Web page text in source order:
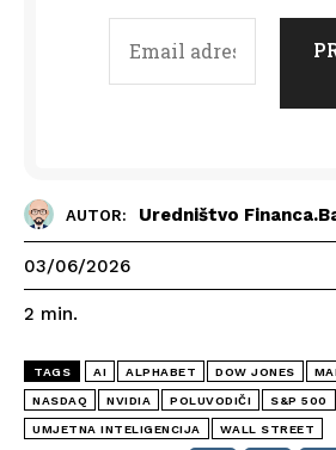
AUTOR: Uredništvo
03/06/2026
2 min.
TAGS AI ALPHABET DOW JONES
NASDAQ NVIDIA POLUVODIČI S&P 500
UMJETNA INTELIGENCIJA WALL STREET